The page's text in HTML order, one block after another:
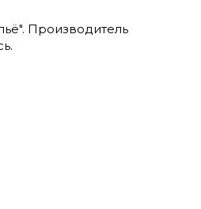
Производитель